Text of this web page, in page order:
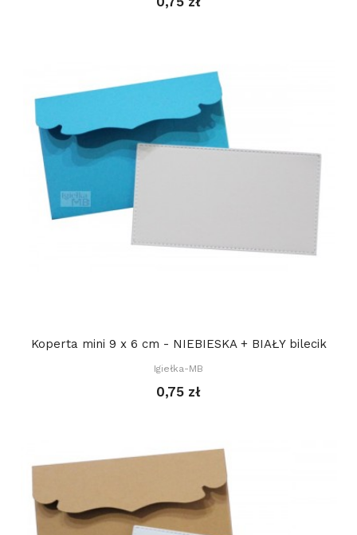
Koperta mini 9 x 6 cm - NIEBIESKA + BIAŁY bilecik
Igiełka-MB
0,75 zł